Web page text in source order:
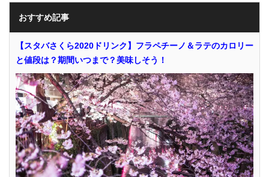
おすすめ記事
【スタバさくら2020ドリンク】フラペチーノ＆ラテのカロリー
と値段は？期間いつまで？美味しそう！